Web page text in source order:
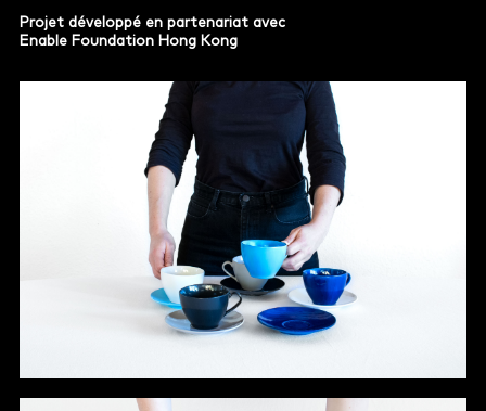
Projet développé en partenariat avec
Enable Foundation Hong Kong